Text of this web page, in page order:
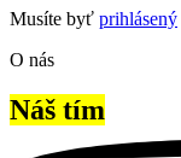
Musíte byť prihlásený
O nás
Náš tím